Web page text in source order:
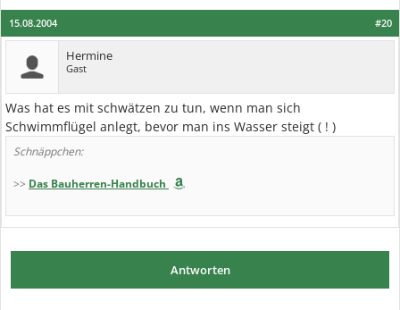
#20
15.08.2004
Hermine
Gast
Was hat es mit schwätzen zu tun, wenn man sich
Schwimmflügel anlegt, bevor man ins Wasser steigt ( ! )
Schnäppchen:
>> Das Bauherren-Handbuch
Antworten